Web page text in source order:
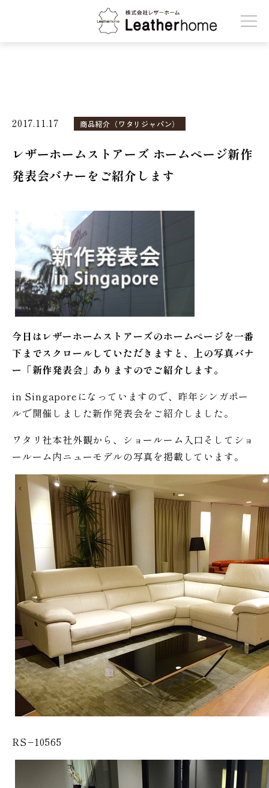
株式会社レザーホーム
2017.11.17 商品紹介（ワタリジャパン）
レザーホームストアーズ ホームページ新作
発表会バナーをご紹介します
今日はレザーホームストアーズのホームページを一番
下までスクロールしていただきますと、上の写真バナ
ー「新作発表会」ありますのでご紹介します。
in Singaporeになっていますので、昨年シンガポー
ルで開催しました新作発表会をご紹介しました。
ワタリ社本社外観から、ショールーム入口そしてショ
ールーム内ニューモデルの写真を掲載しています。
RS−10565